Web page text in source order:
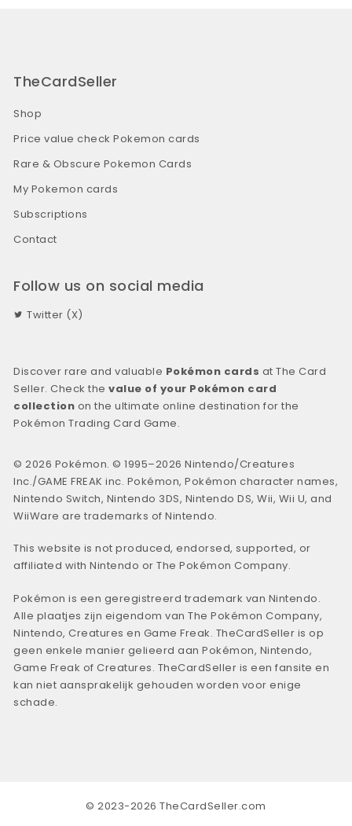
TheCardSeller
Shop
Price value check Pokemon cards
Rare & Obscure Pokemon Cards
My Pokemon cards
Subscriptions
Contact
Follow us on social media
Twitter (X)
Discover rare and valuable Pokémon cards at The Card
Seller. Check thevalue of your Pokémon card
collection on the ultimate online destination for the
Pokémon Trading Card Game.
© 2026 Pokémon. © 1995–2026 Nintendo/Creatures
Inc./GAME FREAK inc. Pokémon, Pokémon character names,
Nintendo Switch, Nintendo 3DS, Nintendo DS, Wii, Wii U, and
WiiWare are trademarks of Nintendo.
This website is not produced, endorsed, supported, or
affiliated with Nintendo or The Pokémon Company.
Pokémon is een geregistreerd trademark van Nintendo.
Alle plaatjes zijn eigendom van The Pokémon Company,
Nintendo, Creatures en Game Freak. TheCardSeller is op
geen enkele manier gelieerd aan Pokémon, Nintendo,
Game Freak of Creatures. TheCardSeller is een fansite en
kan niet aansprakelijk gehouden worden voor enige
schade.
© 2023-2026 TheCardSeller.com